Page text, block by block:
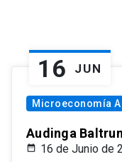
16 JUN
Microeconomía
Audinga
16 de Junio de